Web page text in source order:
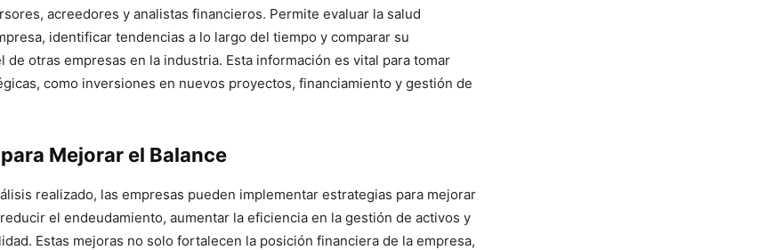
acreedores y analistas financieros. Permite evaluar la salud
identificar tendencias a lo largo del tiempo y comparar su
de otras empresas en la industria. Esta información es vital para tomar
como inversiones en nuevos proyectos, financiamiento y gestión de
Mejorar el Balance
realizado, las empresas pueden implementar estrategias para mejorar
el endeudamiento, aumentar la eficiencia en la gestión de activos y
Estas mejoras no solo fortalecen la posición financiera de la empresa,